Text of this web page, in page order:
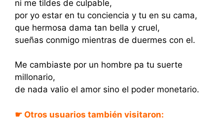
ni me tildes de culpable,
por yo estar en tu conciencia y tu en su cama,
que hermosa dama tan bella y cruel,
sueñas conmigo mientras de duermes con el.
Me cambiaste por un hombre pa tu suerte
millonario,
de nada valio el amor sino el poder monetario.
☛ Otros usuarios también visitaron: